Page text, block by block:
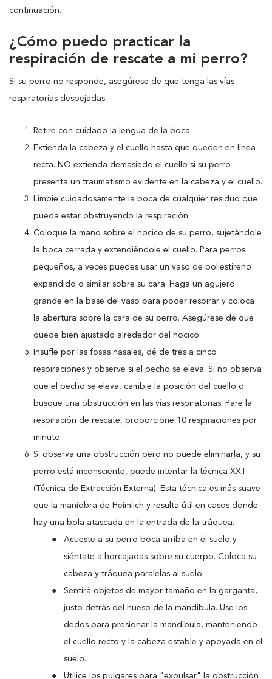
continuación.
¿Cómo puedo practicar la
respiración de rescate a mi perro?
Si su perro no responde, asegúrese de que tenga las vías
respiratorias despejadas.
Retire con cuidado la lengua de la boca.
Extienda la cabeza y el cuello hasta que queden en línea
recta. NO extienda demasiado el cuello si su perro
presenta un traumatismo evidente en la cabeza y el cuello.
Limpie cuidadosamente la boca de cualquier residuo que
pueda estar obstruyendo la respiración.
Coloque la mano sobre el hocico de su perro, sujetándole
la boca cerrada y extendiéndole el cuello. Para perros
pequeños, a veces puedes usar un vaso de poliestireno
expandido o similar sobre su cara. Haga un agujero
grande en la base del vaso para poder respirar y coloca
la abertura sobre la cara de su perro. Asegúrese de que
quede bien ajustado alrededor del hocico.
Insufle por las fosas nasales, dé de tres a cinco
respiraciones y observe si el pecho se eleva. Si no observa
que el pecho se eleva, cambie la posición del cuello o
busque una obstrucción en las vías respiratorias. Pare la
respiración de rescate, proporcione 10 respiraciones por
minuto.
Si observa una obstrucción pero no puede eliminarla, y su
perro está inconsciente, puede intentar la técnica XXT
(Técnica de Extracción Externa). Esta técnica es más suave
que la maniobra de Heimlich y resulta útil en casos donde
hay una bola atascada en la entrada de la tráquea.
Acueste a su perro boca arriba en el suelo y
siéntate a horcajadas sobre su cuerpo. Coloca su
cabeza y tráquea paralelas al suelo.
Sentirá objetos de mayor tamaño en la garganta,
justo detrás del hueso de la mandíbula. Use los
dedos para presionar la mandíbula, manteniendo
el cuello recto y la cabeza estable y apoyada en el
suelo.
Utilice los pulgares para "expulsar" la obstrucción